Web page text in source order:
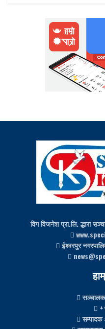
विग विजनेश प्रा.लि. द्धारा
ईश्‍वरपुर
सञ्चालक
सम्पादक: